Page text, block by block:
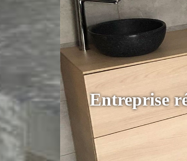
Entreprise